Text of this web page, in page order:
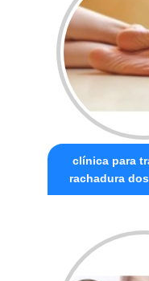
clínica para
rachadura